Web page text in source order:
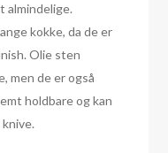
almindelige.
kokke, da de er
Olie sten
men de er også
holdbare og kan